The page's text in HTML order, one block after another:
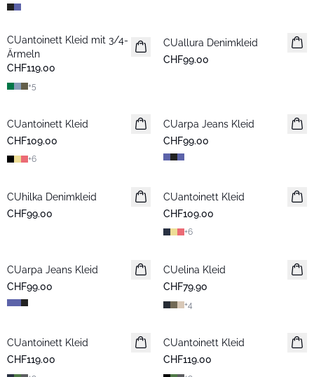
CUantoinett Kleid mit 3/4-
Ärmeln
CHF119.00
+5
Neuheiten
CUallura Denimkleid
CHF99.00
CUantoinett Kleid
CHF109.00
+6
Neuheiten
CUarpa Jeans Kleid
CHF99.00
CUhilka Denimkleid
CHF99.00
CUantoinett Kleid
CHF109.00
+6
Neuheiten
CUarpa Jeans Kleid
CHF99.00
CUelina Kleid
CHF79.90
+4
CUantoinett Kleid
CHF119.00
CUantoinett Kleid
CHF119.00